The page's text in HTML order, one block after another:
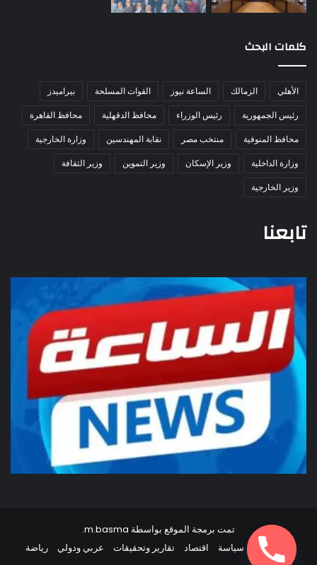
كلمات البحث
الأهلي الزمالك الساعة نيوز القوات المسلحة
بيراميدز
رئيس الجمهورية
رئيس الوزراء محافظ الدقهلية
محافظ القاهرة
محافظ المنوفية
منتخب مصر نقابة المهندسين
وزارة الخارجية
وزارة الداخلية
وزير الإسكان وزير التموين
وزير الثقافة
وزير الخارجية
تابعنا
تمت برمجة الموقع بواسطة m.basma
.
أخبار مصر
سياسة اقتصاد تقارير وتحقيقات عربي ودولي
رياضة